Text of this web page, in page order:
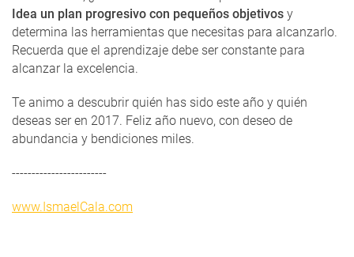
Idea un plan progresivo con pequeños objetivos y
determina las herramientas que necesitas para alcanzarlo.
Recuerda que el aprendizaje debe ser constante para
alcanzar la excelencia.
Te animo a descubrir quién has sido este año y quién
deseas ser en 2017. Feliz año nuevo, con deseo de
abundancia y bendiciones miles.
------------------------
www.IsmaelCala.com